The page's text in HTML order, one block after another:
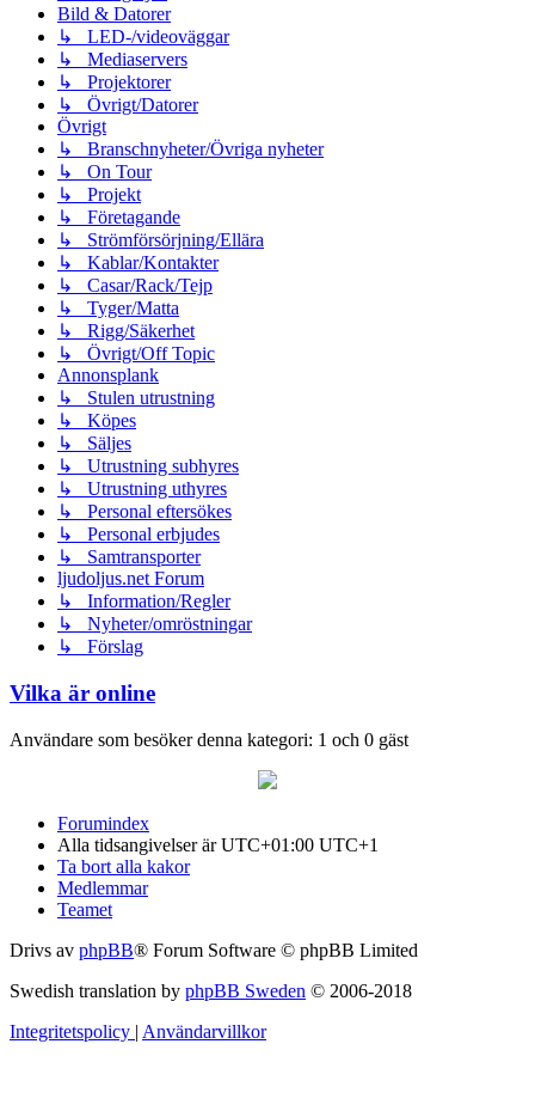
Bild & Datorer
↳ LED-/videoväggar
↳ Mediaservers
↳ Projektorer
↳ Övrigt/Datorer
Övrigt
↳ Branschnyheter/Övriga nyheter
↳ On Tour
↳ Projekt
↳ Företagande
↳ Strömförsörjning/Ellära
↳ Kablar/Kontakter
↳ Casar/Rack/Tejp
↳ Tyger/Matta
↳ Rigg/Säkerhet
↳ Övrigt/Off Topic
Annonsplank
↳ Stulen utrustning
↳ Köpes
↳ Säljes
↳ Utrustning subhyres
↳ Utrustning uthyres
↳ Personal eftersökes
↳ Personal erbjudes
↳ Samtransporter
ljudoljus.net Forum
↳ Information/Regler
↳ Nyheter/omröstningar
↳ Förslag
Vilka är online
Användare som besöker denna kategori: 1 och 0 gäst
Forumindex
Alla tidsangivelser är UTC+01:00 UTC+1
Ta bort alla kakor
Medlemmar
Teamet
Drivs av phpBB® Forum Software © phpBB Limited
Swedish translation by phpBB Sweden © 2006-2018
Integritetspolicy | Användarvillkor